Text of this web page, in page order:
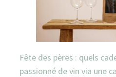
Fête des pères : quels
passionné de vin via une